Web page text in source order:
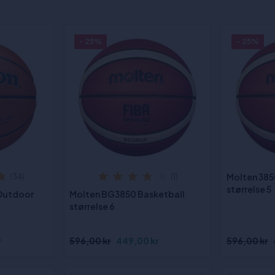
Molten BG3850 Basketball
størrelse 6
596,00 kr 449,00 kr
Molten
størrelse 5
596,00 kr